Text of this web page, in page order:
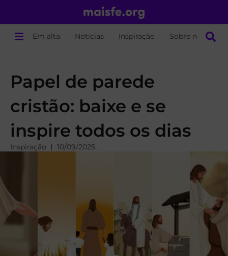
Em alta Notícias Inspiração Sobre nós
Papel de parede
cristão: baixe e se
inspire todos os dias
Inspiração 10/09/2025